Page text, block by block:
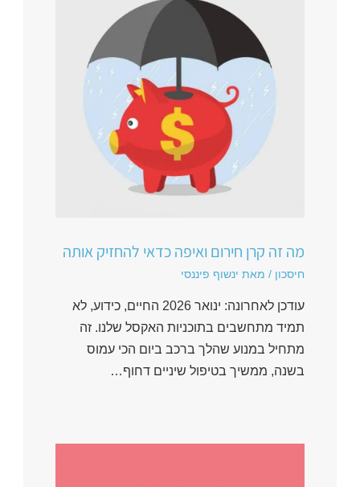
מה זה קרן חירום ואיפה כדאי להחזיק אותה
חיסכון / מאת ינשוף פיננסי
עודכן לאחרונה: ינואר 2026 החיים, כידוע, לא
תמיד מתחשבים בתוכניות האקסל שלנו. זה
מתחיל במנוע שהלך ברכב ביום הכי עמוס
בשנה, ממשיך בטיפול שיניים דחוף…